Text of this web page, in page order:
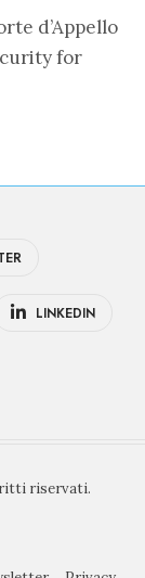
d’Appello
for
LINKEDIN
riservati.